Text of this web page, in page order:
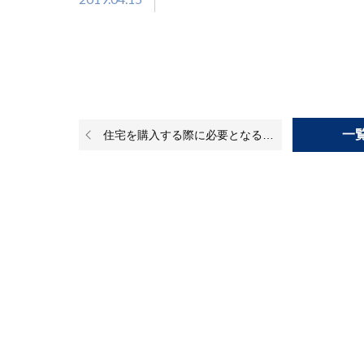
住宅を購入する際に必要となる書類はどのようなものがありますか？ 一